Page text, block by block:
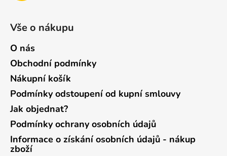
Vše o nákupu
O nás
Obchodní podmínky
Nákupní košík
Podmínky odstoupení od kupní smlouvy
Jak objednat?
Podmínky ochrany osobních údajů
Informace o získání osobních údajů - nákup
zboží